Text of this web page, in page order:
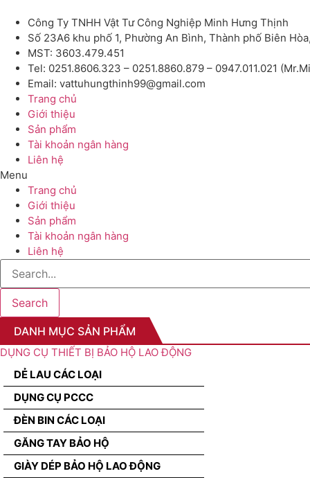
Công Ty TNHH Vật Tư Công Nghiệp Minh Hưng Thịnh
Số 23A6 khu phố 1, Phường An Bình, Thành phố Biên
MST: 3603.479.451
Tel: 0251.8606.323 – 0251.8860.879 – 0947.011.021
Email: vattuhungthinh99@gmail.com
Trang chủ
Giới thiệu
Sản phẩm
Tài khoản ngân hàng
Liên hệ
Menu
Trang chủ
Giới thiệu
Sản phẩm
Tài khoản ngân hàng
Liên hệ
Search
DANH MỤC SẢN PHẨM
DỤNG CỤ THIẾT BỊ BẢO HỘ LAO ĐỘNG
DẺ LAU CÁC LOẠI
DỤNG CỤ PCCC
ĐÈN BIN CÁC LOẠI
GĂNG TAY BẢO HỘ
GIÀY DÉP BẢO HỘ LAO ĐỘNG